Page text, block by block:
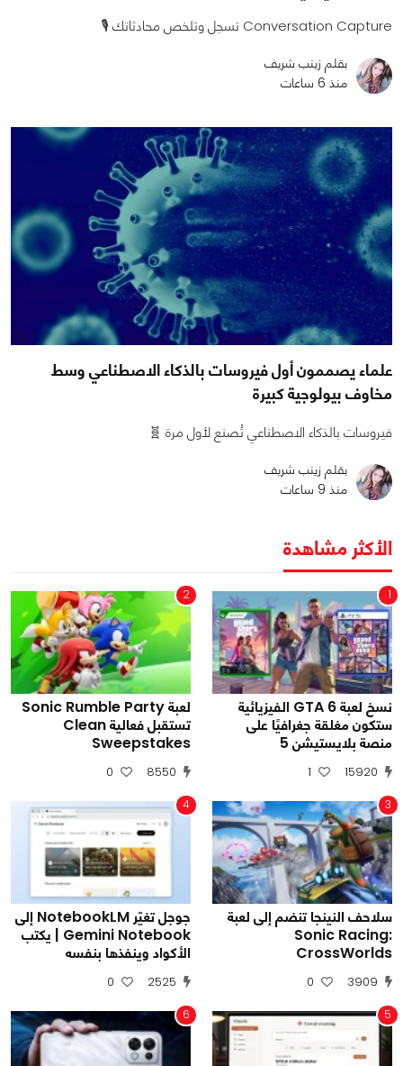
Conversation Capture تسجل وتلخص محادثاتك 🎙️
بقلم زينب شريف
منذ 6 ساعات
علماء يصممون أول فيروسات بالذكاء الاصطناعي وسط
مخاوف بيولوجية كبيرة
فيروسات بالذكاء الاصطناعي تُصنع لأول مرة 🧬
بقلم زينب شريف
منذ 9 ساعات
الأكثر مشاهدة
1
نسخ لعبة GTA 6 الفيزيائية
ستكون مغلقة جغرافيًا على
منصة بلايستيشن 5
15920
1
2
لعبة Sonic Rumble Party
تستقبل فعالية Clean
Sweepstakes
8550
0
3
سلاحف النينجا تنضم إلى لعبة
Sonic Racing:
CrossWorlds
3909
0
4
جوجل تغيّر NotebookLM إلى
Gemini Notebook | يكتب
الأكواد وينفذها بنفسه
2525
0
5
6